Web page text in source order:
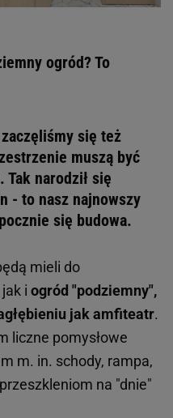
ogród? To
się też
muszą być
Tak narodził się
- to nasz najnowszy
się budowa.
mieli do
i ogród "podziemny",
jak amfiteatr.
liczne pomysłowe
m. in. schody, rampa,
na "dnie"